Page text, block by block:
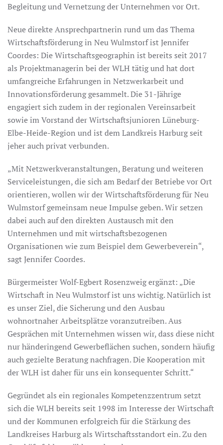
Begleitung und Vernetzung der Unternehmen vor Ort.
Neue direkte Ansprechpartnerin rund um das Thema
Wirtschaftsförderung in Neu Wulmstorf ist Jennifer
Coordes: Die Wirtschaftsgeographin ist bereits seit 2017
als Projektmanagerin bei der WLH tätig und hat dort
umfangreiche Erfahrungen in Netzwerkarbeit und
Innovationsförderung gesammelt. Die 31-Jährige
engagiert sich zudem in der regionalen Vereinsarbeit
sowie im Vorstand der Wirtschaftsjunioren Lüneburg-
Elbe-Heide-Region und ist dem Landkreis Harburg seit
jeher auch privat verbunden.
„Mit Netzwerkveranstaltungen, Beratung und weiteren
Serviceleistungen, die sich am Bedarf der Betriebe vor Ort
orientieren, wollen wir der Wirtschaftsförderung für Neu
Wulmstorf gemeinsam neue Impulse geben. Wir setzen
dabei auch auf den direkten Austausch mit den
Unternehmen und mit wirtschaftsbezogenen
Organisationen wie zum Beispiel dem Gewerbeverein“,
sagt Jennifer Coordes.
Bürgermeister Wolf-Egbert Rosenzweig ergänzt: „Die
Wirtschaft in Neu Wulmstorf ist uns wichtig. Natürlich ist
es unser Ziel, die Sicherung und den Ausbau
wohnortnaher Arbeitsplätze voranzutreiben. Aus
Gesprächen mit Unternehmen wissen wir, dass diese nicht
nur händeringend Gewerbeflächen suchen, sondern häufig
auch gezielte Beratung nachfragen. Die Kooperation mit
der WLH ist daher für uns ein konsequenter Schritt.“
Gegründet als ein regionales Kompetenzzentrum setzt
sich die WLH bereits seit 1998 im Interesse der Wirtschaft
und der Kommunen erfolgreich für die Stärkung des
Landkreises Harburg als Wirtschaftsstandort ein. Zu den